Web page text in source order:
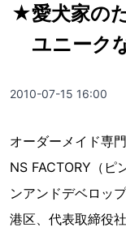
★愛犬家の
ユニーク
2010-07-15 16:00
オーダーメイド専
NS FACTORY（ピ
ンアンドデベロッ
港区、代表取締役